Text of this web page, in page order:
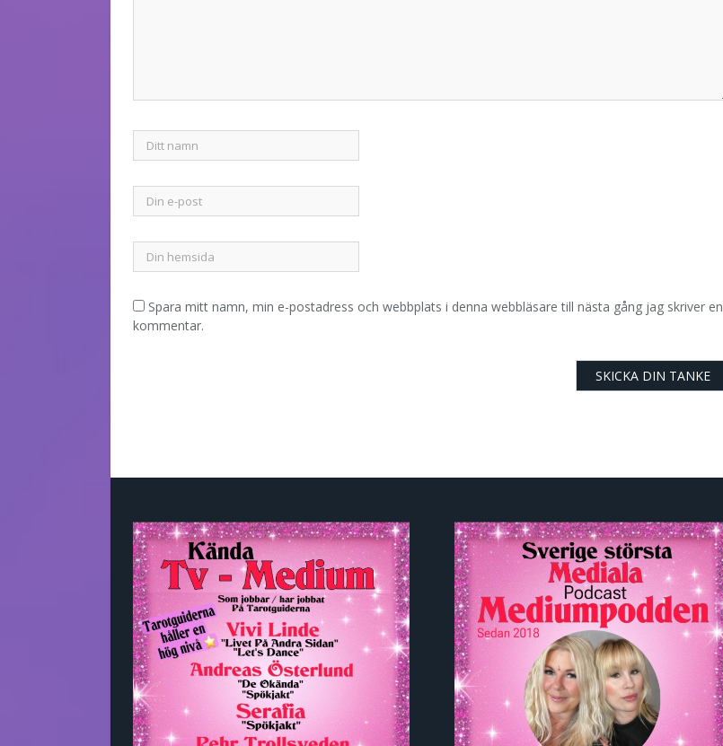
Spara mitt namn, min e-postadress och webbplats i denna webbläsare till nästa gång jag skriver en
kommentar.